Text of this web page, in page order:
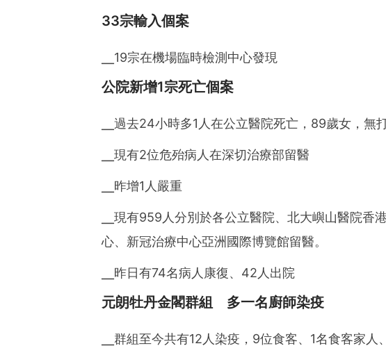
33宗輸入個案
╴19宗在機場臨時檢測中心發現
公院新增1宗死亡個案
╴過去24小時多1人在公立醫院死亡，89歲女，無
╴現有2位危殆病人在深切治療部留醫
╴昨增1人嚴重
╴現有959人分別於各公立醫院、北大嶼山醫院香
心、新冠治療中心亞洲國際博覽館留醫。
╴昨日有74名病人康復、42人出院
元朗牡丹金閣群組 多一名廚師染疫
╴群組至今共有12人染疫，9位食客、1名食客家人